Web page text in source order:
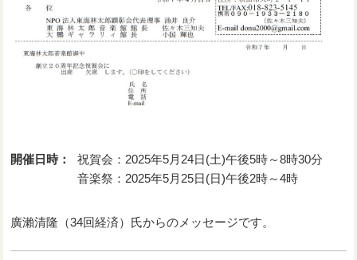
開催日時：
祝賀会：2025年5月24日(土)午後5時～8時30分
音楽祭：2025年5月25日(日)午後2時～4時
廣瀨清隆（34回経済）氏からのメッセージです。